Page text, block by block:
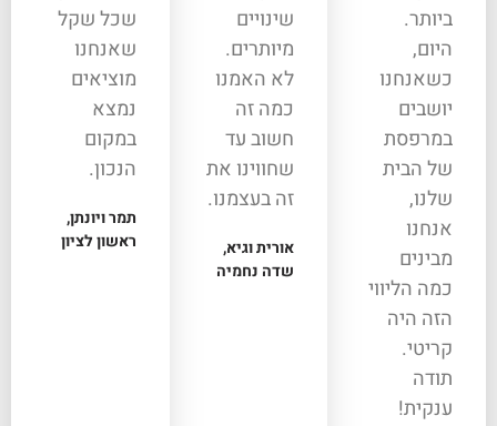
ביותר.
היום,
כשאנחנו
יושבים
במרפסת
של הבית
שלנו,
אנחנו
מבינים
כמה הליווי
הזה היה
קריטי.
תודה
ענקית!
שינויים
מיותרים.
לא האמנו
כמה זה
חשוב עד
שחווינו את
זה בעצמנו.
אורית וגיא,
שדה נחמיה
שכל שקל
שאנחנו
מוציאים
נמצא
במקום
הנכון.
תמר ויונתן,
ראשון לציון